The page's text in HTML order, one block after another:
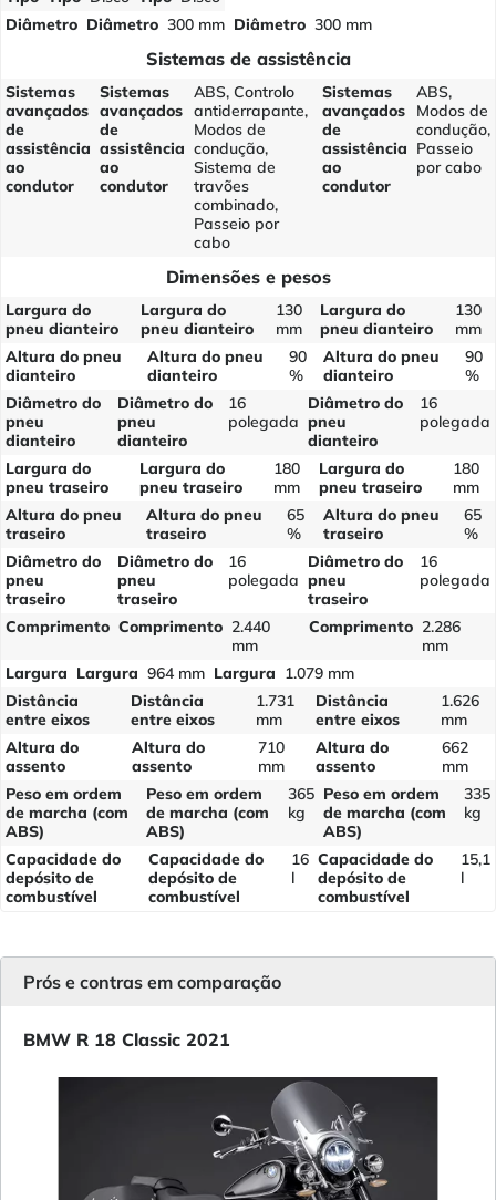
Diâmetro Diâmetro 300 mm Diâmetro 300 mm
Sistemas de assistência
Sistemas
avançados
de
assistência
ao
condutor
Sistemas
avançados
de
assistência
ao
condutor
ABS, Controlo
antiderrapante,
Modos de
condução,
Sistema de
travões
combinado,
Passeio por
cabo
Sistemas
avançados
de
assistência
ao
condutor
ABS,
Modos de
condução,
Passeio
por cabo
Dimensões e pesos
Largura do
pneu dianteiro
Largura do
pneu dianteiro
130
mm
Largura do
pneu dianteiro
130
mm
Altura do pneu
dianteiro
Altura do pneu
dianteiro
90
%
Altura do pneu
dianteiro
90
%
Diâmetro do
pneu
dianteiro
Diâmetro do
pneu
dianteiro
16
polegada
Diâmetro do
pneu
dianteiro
16
polegada
Largura do
pneu traseiro
Largura do
pneu traseiro
180
mm
Largura do
pneu traseiro
180
mm
Altura do pneu
traseiro
Altura do pneu
traseiro
65
%
Altura do pneu
traseiro
65
%
Diâmetro do
pneu
traseiro
Diâmetro do
pneu
traseiro
16
polegada
Diâmetro do
pneu
traseiro
16
polegada
Comprimento Comprimento 2.440
mm
Comprimento 2.286
mm
Largura Largura 964 mm Largura 1.079 mm
Distância
entre eixos
Distância
entre eixos
1.731
mm
Distância
entre eixos
1.626
mm
Altura do
assento
Altura do
assento
710
mm
Altura do
assento
662
mm
Peso em ordem
de marcha (com
ABS)
Peso em ordem
de marcha (com
ABS)
365
kg
Peso em ordem
de marcha (com
ABS)
335
kg
Capacidade do
depósito de
combustível
Capacidade do
depósito de
combustível
16
l
Capacidade do
depósito de
combustível
15,1
l
Prós e contras em comparação
BMW R 18 Classic 2021